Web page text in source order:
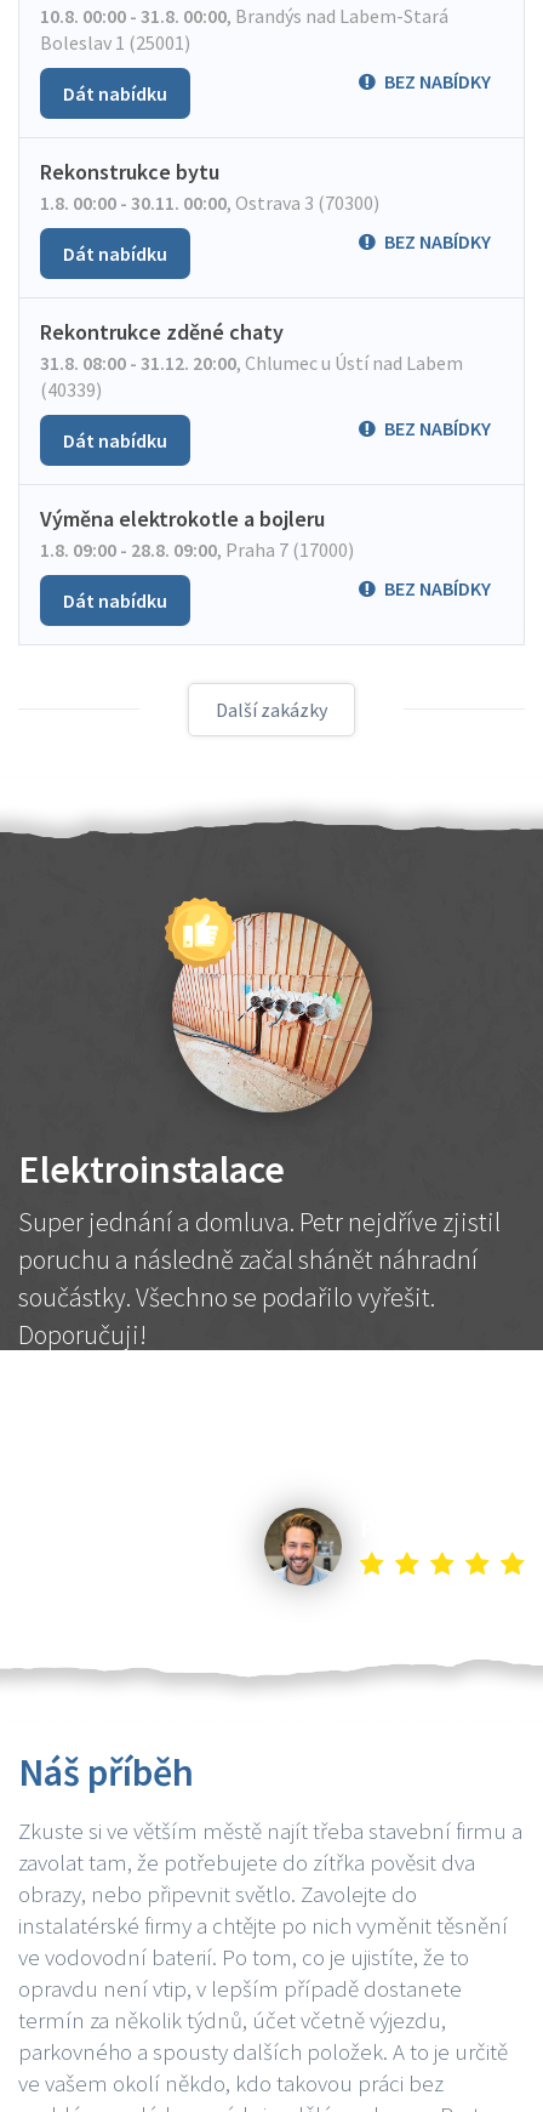
10.8. 00:00 - 31.8. 00:00, Brandýs nad Labem-Stará
Boleslav 1 (25001)
BEZ NABÍDKY
Dát nabídku
Rekonstrukce bytu
1.8. 00:00 - 30.11. 00:00, Ostrava 3 (70300)
BEZ NABÍDKY
Dát nabídku
Rekontrukce zděné chaty
31.8. 08:00 - 31.12. 20:00, Chlumec u Ústí nad Labem
(40339)
BEZ NABÍDKY
Dát nabídku
Výměna elektrokotle a bojleru
1.8. 09:00 - 28.8. 09:00, Praha 7 (17000)
BEZ NABÍDKY
Dát nabídku
Další zakázky
Elektroinstalace
Super jednání a domluva. Petr nejdříve zjistil
poruchu a následně začal shánět náhradní
součástky. Všechno se podařilo vyřešit.
Doporučuji!
Náš příběh
Zkuste si ve větším městě najít třeba stavební firmu a
zavolat tam, že potřebujete do zítřka pověsit dva
obrazy, nebo připevnit světlo. Zavolejte do
instalatérské firmy a chtějte po nich vyměnit těsnění
ve vodovodní baterií. Po tom, co je ujistíte, že to
opravdu není vtip, v lepším případě dostanete
termín za několik týdnů, účet včetně výjezdu,
parkovného a spousty dalších položek. A to je určitě
ve vašem okolí někdo, kdo takovou práci bez